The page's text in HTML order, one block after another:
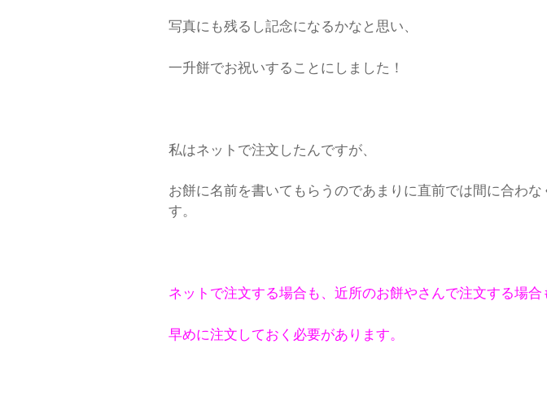
写真にも残るし記念になるかなと思い、
一升餅でお祝いすることにしました！
私はネットで注文したんですが、
お餅に名前を書いてもらうのであまりに直前では間に合わな
す。
ネットで注文する場合も、近所のお餅やさんで注文する場合
早めに注文しておく必要があります。